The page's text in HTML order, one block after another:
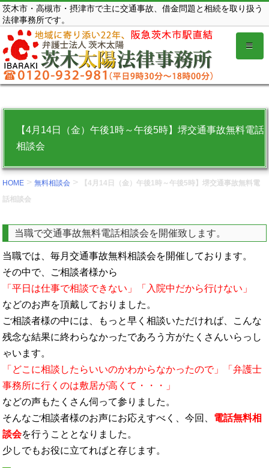
コ
ン
テ
ン
ツ
を
茨木市・高槻市・摂津市で主に交通事故、借金問題と相続を取り扱う
法律事務所です。
【4月14日（金）午後1時～午後5時】堺交通事故無料電話
相談会
HOME >無料相談会 >
【4月14日（金）午後1時～午後5時】堺交通事故無料電
話相談会
当職で交通事故無料電話相談会を開催致します。
当職では、毎月交通事故無料相談会を開催しております。
その中で、ご相談者様から
「平日は仕事で相談できない」「入院中だから行けない」
などのお声を頂戴しておりました。
ご相談者様の中には、もっと早く相談いただければ、こんな
残念な結果に終わらなかったであろう方がたくさんいらっし
ゃいます。
「どこに相談したらいいのかわからなかったので」「弁護士
事務所に行くのは敷居が高くて・・・」
などの声もたくさん伺って参りました。
そんなご相談者様のお声にお応えすべく、今回、 電話無料相
談会を行うこととなりました。
少しでもお役に立てればと存じます。